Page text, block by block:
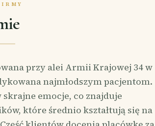
przy alei Armii Krajowej 34 w
najmłodszym pacjentom.
emocje, co znajduje
które średnio kształtują się na